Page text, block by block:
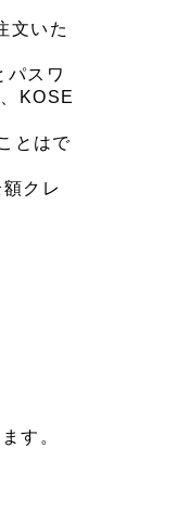
文いた
パスワ
KOSE
とはで
クレ
す。